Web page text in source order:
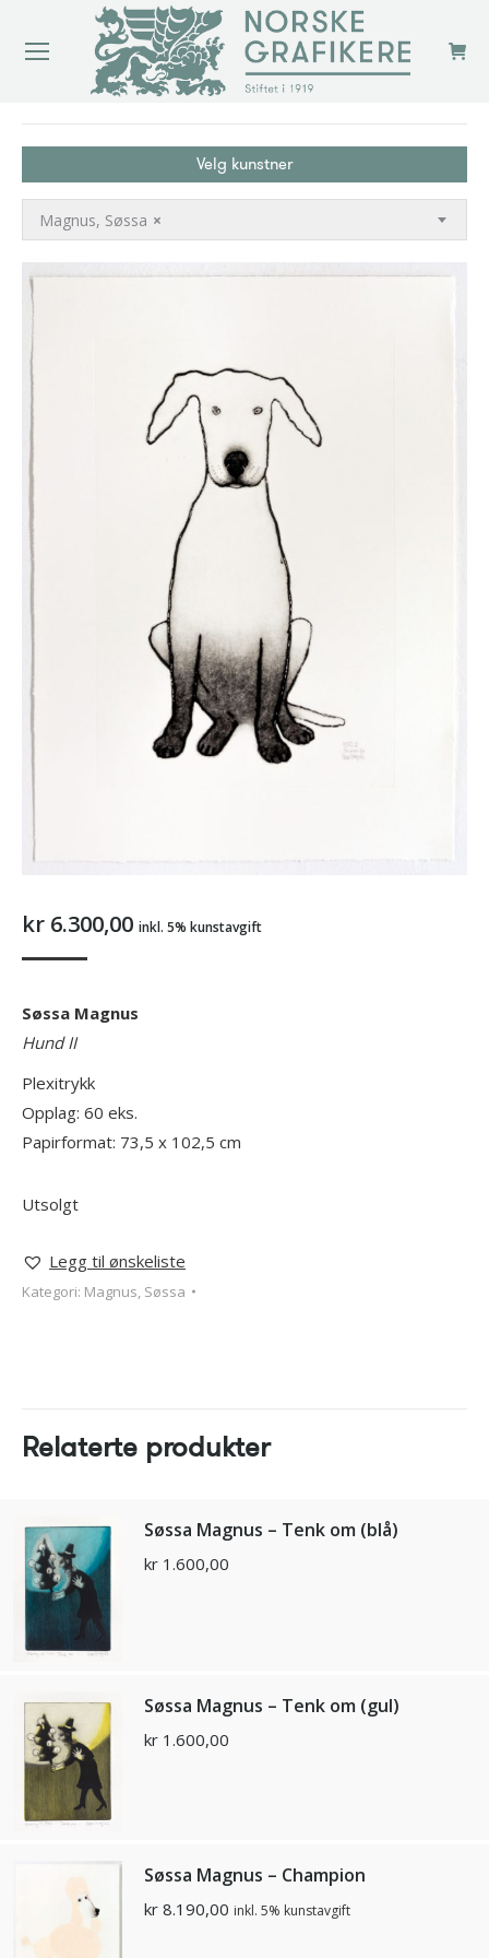
Velg kunstner
×
Magnus, Søssa
kr 6.300,00 inkl. 5% kunstavgift
Søssa Magnus
Hund II
Plexitrykk
Opplag: 60 eks.
Papirformat: 73,5 x 102,5 cm
Utsolgt
Legg til ønskeliste
Kategori: Magnus, Søssa
Relaterte produkter
Søssa Magnus – Tenk om (blå)
kr 1.600,00
Søssa Magnus – Tenk om (gul)
kr 1.600,00
Søssa Magnus – Champion
kr 8.190,00 inkl. 5% kunstavgift